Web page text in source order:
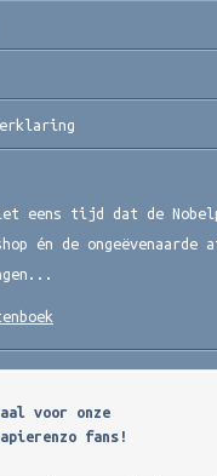
eens tijd dat de
én de ongeëvenaarde
voor onze
fans!